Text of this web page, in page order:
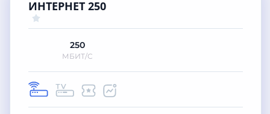
ИНТЕРНЕТ 250
250
МБИТ/С